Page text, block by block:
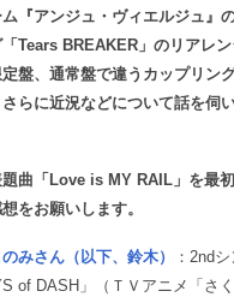
ム『アンジュ・ヴィエルジュ』
Tears BREAKER」のリアレン
盤、通常盤で違うカップリン
らに近況などについて話を伺
曲「Love is MY RAIL」を最
をお願いします。
みさん（以下、鈴木）
：2nd
of DASH」（ＴＶアニメ「さ